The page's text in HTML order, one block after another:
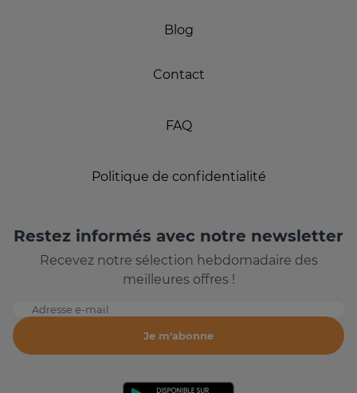
Blog
Contact
FAQ
Politique de confidentialité
Restez informés avec notre newsletter
Recevez notre sélection hebdomadaire des
meilleures offres !
Adresse e-mail
Je m'abonne